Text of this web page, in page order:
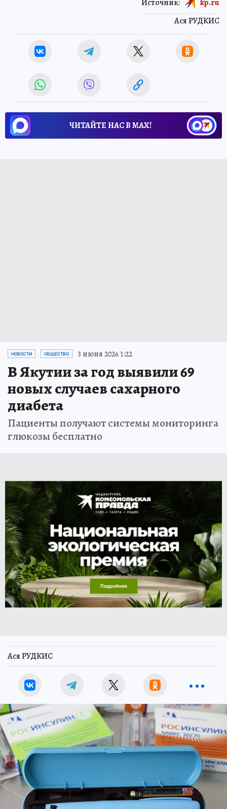
Ася РУДКИС
ЧИТАЙТЕ НАС В МАХ!
НОВОСТИ ОБЩЕСТВО 3 июня 2026 1:22
В Якутии за год выявили 69
новых случаев сахарного
диабета
Пациенты получают системы мониторинга
глюкозы бесплатно
Ася РУДКИС